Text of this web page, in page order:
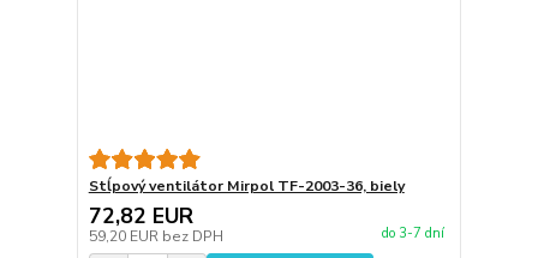
Stĺpový ventilátor Mirpol TF-2003-36, biely
72,82 EUR
59,20 EUR bez DPH do 3-7 dní